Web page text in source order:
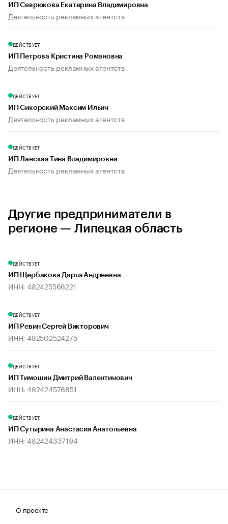
ИП Севрюкова Екатерина Владимировна
Деятельность рекламных агентств
ДЕЙСТВУЕТ
ИП Петрова Кристина Романовна
Деятельность рекламных агентств
ДЕЙСТВУЕТ
ИП Сикорский Максим Ильич
Деятельность рекламных агентств
ДЕЙСТВУЕТ
ИП Ланская Тина Владимировна
Деятельность рекламных агентств
Другие предприниматели в
регионе — Липецкая область
ДЕЙСТВУЕТ
ИП Щербакова Дарья Андреевна
ИНН: 482425566221
ДЕЙСТВУЕТ
ИП Ревин Сергей Викторович
ИНН: 482502524275
ДЕЙСТВУЕТ
ИП Тимошин Дмитрий Валентинович
ИНН: 482424576851
ДЕЙСТВУЕТ
ИП Сутырина Анастасия Анатольевна
ИНН: 482424337194
О проекте